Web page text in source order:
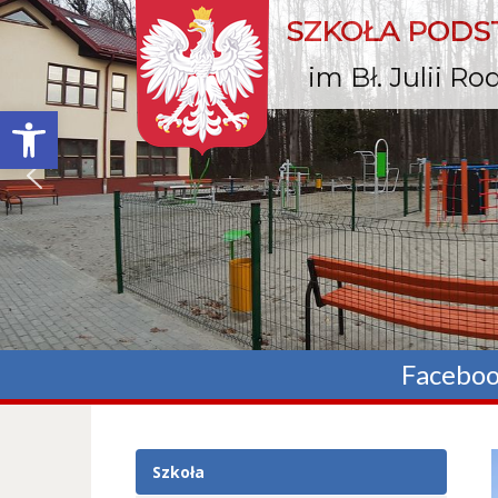
Otwórz pasek narzędzi
SZKOŁA
im Bł. Julii
Szkoła